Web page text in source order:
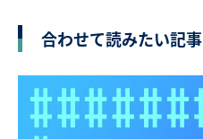
合わせて読みたい記事